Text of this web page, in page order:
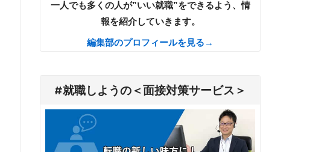
一人でも多くの人が”いい就職”をできるよう、情
報を紹介していきます。
編集部のプロフィールを見る→
#就職しようの＜面接対策サービス＞